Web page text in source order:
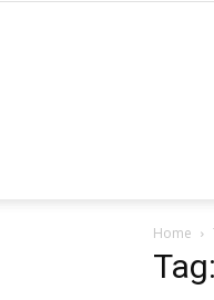
Home